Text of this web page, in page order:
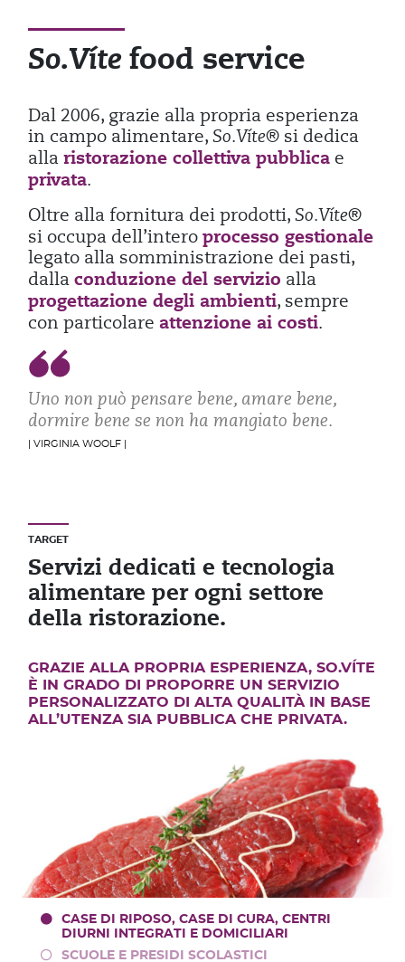
So.Víte food service
Dal 2006, grazie alla propria esperienza
in campo alimentare, So.Víte® si dedica
alla ristorazione collettiva pubblica e
privata.
Oltre alla fornitura dei prodotti, So.Víte®
si occupa dell’intero processo gestionale
legato alla somministrazione dei pasti,
dalla conduzione del servizio alla
progettazione degli ambienti, sempre
con particolare attenzione ai costi.
Uno non può pensare bene, amare bene,
dormire bene se non ha mangiato bene.
| VIRGINIA WOOLF |
TARGET
Servizi dedicati e tecnologia
alimentare per ogni settore
della ristorazione.
GRAZIE ALLA PROPRIA ESPERIENZA, SO.VÍTE
È IN GRADO DI PROPORRE UN SERVIZIO
PERSONALIZZATO DI ALTA QUALITÀ IN BASE
ALL’UTENZA SIA PUBBLICA CHE PRIVATA.
CASE DI RIPOSO, CASE DI CURA, CENTRI
DIURNI INTEGRATI E DOMICILIARI
SCUOLE E PRESIDI SCOLASTICI